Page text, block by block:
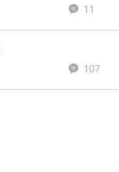
11
107